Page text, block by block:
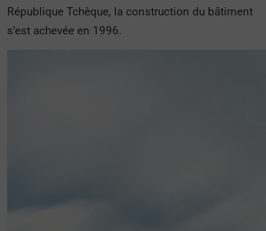
République Tchèque, la construction du bâtiment
s’est achevée en 1996.